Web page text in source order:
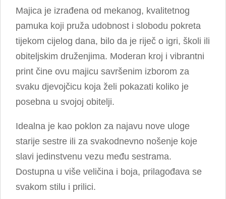
Majica je izrađena od mekanog, kvalitetnog
pamuka koji pruža udobnost i slobodu pokreta
tijekom cijelog dana, bilo da je riječ o igri, školi ili
obiteljskim druženjima. Moderan kroj i vibrantni
print čine ovu majicu savršenim izborom za
svaku djevojčicu koja želi pokazati koliko je
posebna u svojoj obitelji.
Idealna je kao poklon za najavu nove uloge
starije sestre ili za svakodnevno nošenje koje
slavi jedinstvenu vezu među sestrama.
Dostupna u više veličina i boja, prilagođava se
svakom stilu i prilici.